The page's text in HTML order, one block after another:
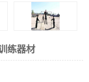
练器材